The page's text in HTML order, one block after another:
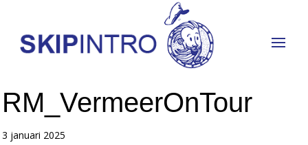
RM_VermeerOnTour
3 januari 2025